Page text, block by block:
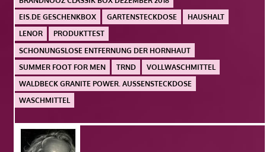
EIS.DE GESCHENKBOX
GARTENSTECKDOSE
HAUSHALT
LENOR
PRODUKTTEST
SCHONUNGSLOSE ENTFERNUNG DER HORNHAUT
SUMMER FOOT FOR MEN
TRND
VOLLWASCHMITTEL
WALDBECK GRANITE POWER. AUSSENSTECKDOSE
WASCHMITTEL